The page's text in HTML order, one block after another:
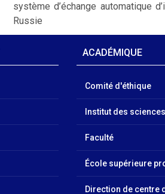
système d’échange automatique
Russie
ACADÉMIQUE
Comité d'éthique
Institut des
Faculté
École supérieure
Direction de centre